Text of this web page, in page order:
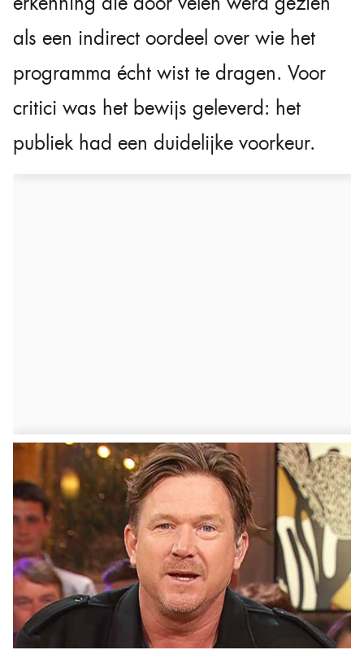
als een indirect oordeel over wie het
programma écht wist te dragen. Voor
critici was het bewijs geleverd: het
publiek had een duidelijke voorkeur.